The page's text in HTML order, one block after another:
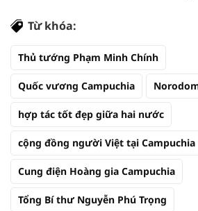
Từ khóa:
Thủ tướng Phạm Minh Chính
Quốc vương Campuchia
hợp tác tốt đẹp giữa hai nước
cộng đồng người Việt tại Campuchia
Cung điện Hoàng gia Campuchia
Tổng Bí thư Nguyễn Phú Trọng